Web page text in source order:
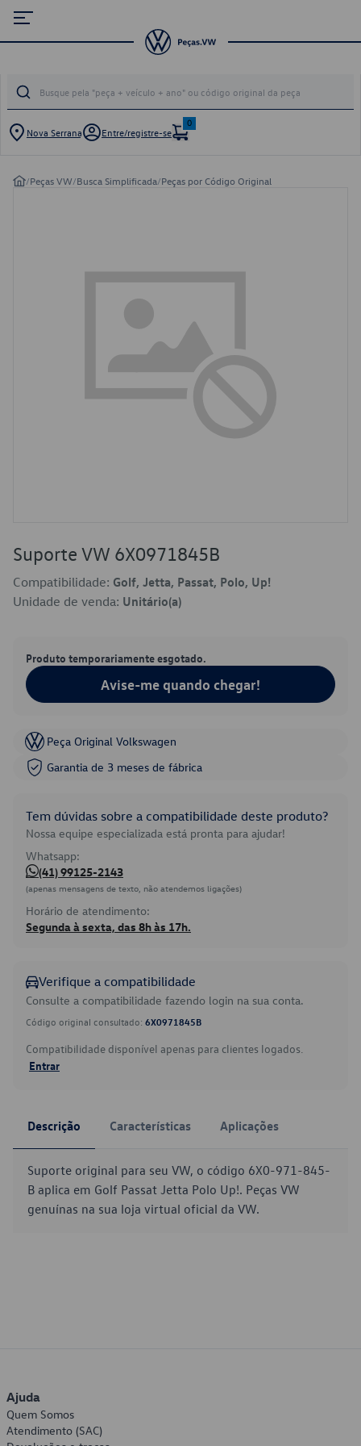
Nova Serrana Entre/registre-se
0
/Peças VW/Busca Simplificada/Peças por Código Original
Suporte VW 6X0971845B
Compatibilidade: Golf, Jetta, Passat, Polo, Up!
Unidade de venda: Unitário(a)
Produto temporariamente esgotado.
Avise-me quando chegar!
Peça Original Volkswagen
Garantia de 3 meses de fábrica
Tem dúvidas sobre a compatibilidade deste produto?
Nossa equipe especializada está pronta para ajudar!
Whatsapp:
(41) 99125-2143
(apenas mensagens de texto, não atendemos ligações)
Horário de atendimento:
Segunda à sexta, das 8h às 17h.
Verifique a compatibilidade
Consulte a compatibilidade fazendo login na sua conta.
Código original consultado: 6X0971845B
Compatibilidade disponível apenas para clientes logados.
Entrar
Descrição Características Aplicações
Suporte original para seu VW, o código 6X0-971-845-
B aplica em Golf Passat Jetta Polo Up!. Peças VW
genuínas na sua loja virtual oficial da VW.
Ajuda
Quem Somos
Atendimento (SAC)